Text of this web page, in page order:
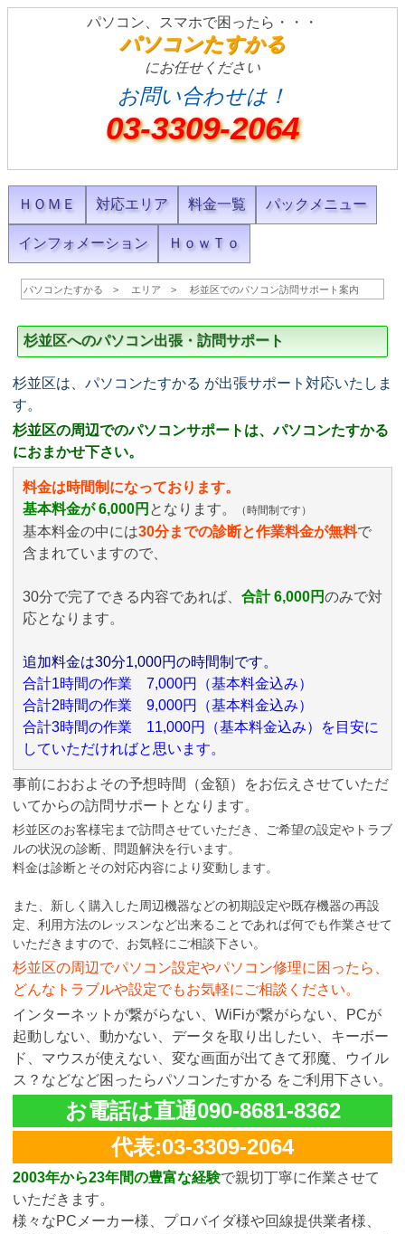
パソコン、スマホで困ったら・・・
パソコンたすかる
にお任せください
お問い合わせは！
03-3309-2064
ＨＯＭＥ 対応エリア 料金一覧 パックメニュー
インフォメーション ＨｏｗＴｏ
パソコンたすかる エリア 杉並区でのパソコン訪問サポート案内
杉並区へのパソコン出張・訪問サポート
杉並区は、パソコンたすかる が出張サポート対応いたしま
す。
杉並区の周辺でのパソコンサポートは、パソコンたすかる
におまかせ下さい。
料金は時間制になっております。
基本料金が 6,000円 となります。 （時間制です）
基本料金の中には30分までの診断と作業料金が無料で
含まれていますので、
30分で完了できる内容であれば、 合計 6,000円のみで対
応となります。
追加料金は30分1,000円の時間制です。
合計1時間の作業 7,000円（基本料金込み）
合計2時間の作業 9,000円（基本料金込み）
合計3時間の作業 11,000円（基本料金込み）を目安に
していただければと思います。
事前におおよその予想時間（金額）をお伝えさせていただ
いてからの訪問サポートとなります。
杉並区のお客様宅まで訪問させていただき、ご希望の設定やトラブ
ルの状況の診断、問題解決を行います。
料金は診断とその対応内容により変動します。
また、新しく購入した周辺機器などの初期設定や既存機器の再設
定、利用方法のレッスンなど出来ることであれば何でも作業させて
いただきますので、お気軽にご相談下さい。
杉並区の周辺でパソコン設定やパソコン修理に困ったら、
どんなトラブルや設定でもお気軽にご相談ください。
インターネットが繋がらない、WiFiが繋がらない、PCが
起動しない、動かない、データを取り出したい、キーボー
ド、マウスが使えない、変な画面が出てきて邪魔、ウイル
ス？などなど困ったらパソコンたすかる をご利用下さい。
お電話は直通090-8681-8362
代表:03-3309-2064
2003年から23年間の豊富な経験で親切丁寧に作業させて
いただきます。
様々なPCメーカー様、プロバイダ様や回線提供業者様、